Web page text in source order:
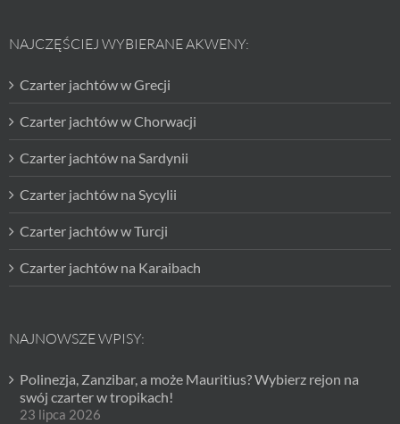
NAJCZĘŚCIEJ WYBIERANE AKWENY:
Czarter jachtów w Grecji
Czarter jachtów w Chorwacji
Czarter jachtów na Sardynii
Czarter jachtów na Sycylii
Czarter jachtów w Turcji
Czarter jachtów na Karaibach
NAJNOWSZE WPISY:
Polinezja, Zanzibar, a może Mauritius? Wybierz rejon na
swój czarter w tropikach!
23 lipca 2026